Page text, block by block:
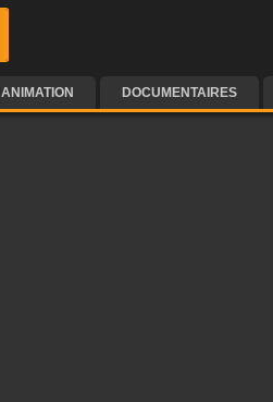
ANIMATION DOCUMENTAIRES